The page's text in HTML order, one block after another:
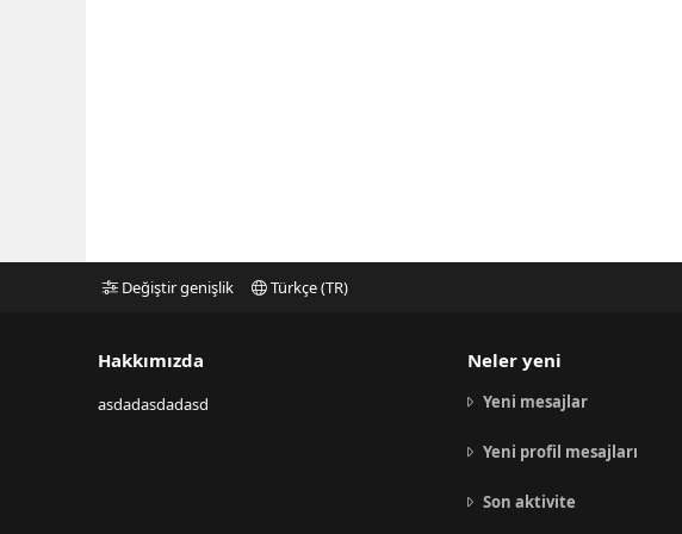
Değiştir genişlik Türkçe (TR)
Hakkımızda
asdadasdadasd
Neler yeni
Yeni mesajlar
Yeni profil mesajları
Son aktivite